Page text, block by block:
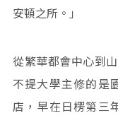
安頓之所。」
從繁華都會中心到
不提大學主修的是
店，早在日楞第三